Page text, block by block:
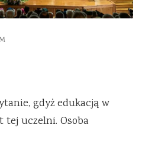
gdyż edukacją w
tej uczelni. Osoba